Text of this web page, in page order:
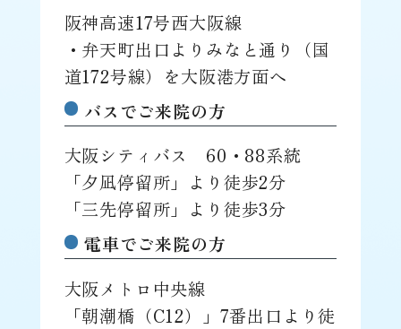
阪神高速17号西大阪線
・弁天町出口よりみなと通り（国
道172号線）を大阪港方面へ
バスでご来院の方
大阪シティバス 60・88系統
「夕凪停留所」より徒歩2分
「三先停留所」より徒歩3分
電車でご来院の方
大阪メトロ中央線
「朝潮橋（C12）」7番出口より徒